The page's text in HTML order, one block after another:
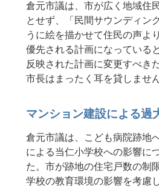
倉元市議は、市が広く地域住
とせず、「民間サウンディン
うに絵を描かせて住民の声よ
優先される計画になっている
反映された計画に変更すべき
市長はまったく耳を貸しませ
マンション建設による過
倉元市議は、こども病院跡地
による当仁小学校への影響に
た。市が跡地の住宅戸数の制
学校の教育環境の影響を考慮